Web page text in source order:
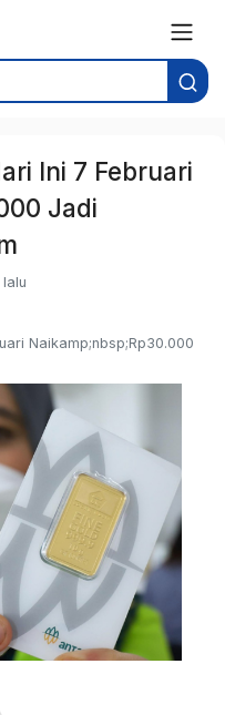
Ini 7 Februari
Jadi
Naikamp;nbsp;Rp30.000